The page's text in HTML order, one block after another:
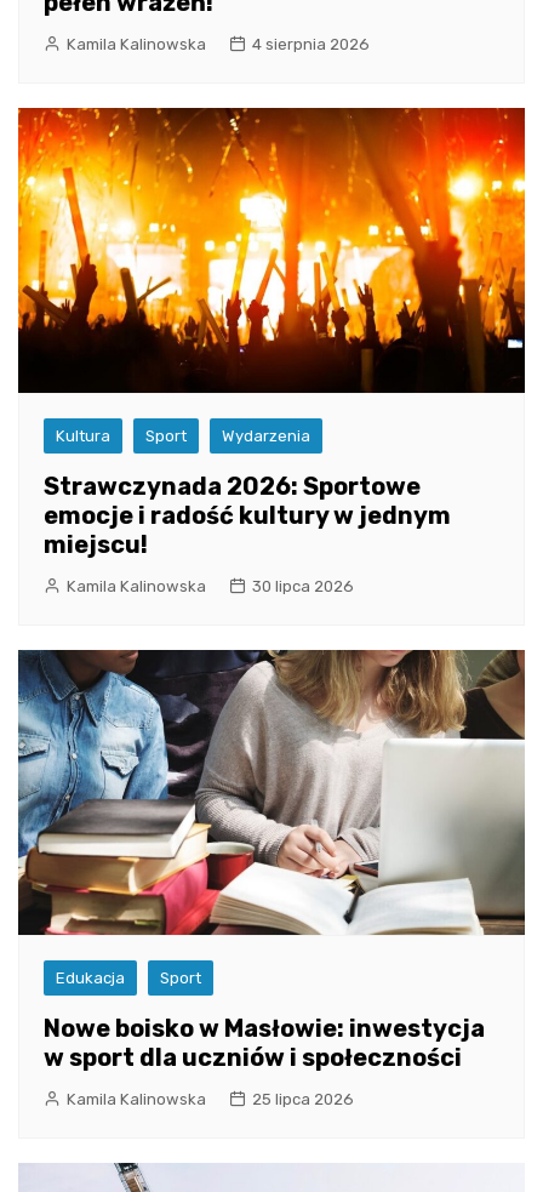
Kamila Kalinowska 4 sierpnia 2026
Kultura Sport Wydarzenia
Strawczynada 2026: Sportowe
emocje i radość kultury w jednym
miejscu!
Kamila Kalinowska 30 lipca 2026
Edukacja Sport
Nowe boisko w Masłowie: inwestycja
w sport dla uczniów i społeczności
Kamila Kalinowska 25 lipca 2026